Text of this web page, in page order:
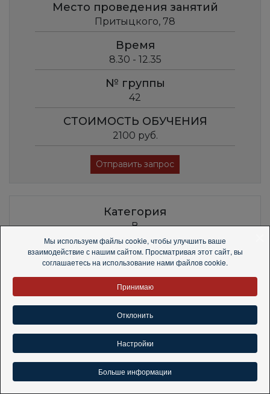
Мы используем файлы cookie, чтобы улучшить ваше
взаимодействие с нашим сайтом. Просматривая этот сайт, вы
соглашаетесь на использование нами файлов cookie.
Принимаю
Отклонить
Настройки
Больше информации
Место проведения занятий
Притыцкого, 78
Время
8.30 - 12.35
№ группы
42
СТОИМОСТЬ ОБУЧЕНИЯ
2100 руб.
Отправить запрос
Категория
В
Дата начала занятий
19.10.2026
Форма обучения и дни занятий
Место проведения занятий
Притыцкого, 78
Время
18.30-22.35
accessible